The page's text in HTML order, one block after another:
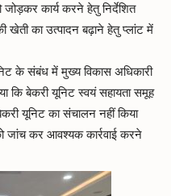
कार्य करने हेतु निर्देशित
का उत्पादन बढ़ाने हेतु प्लांट में
के संबंध में मुख्य विकास अधिकारी
कि बेकरी यूनिट स्वयं सहायता समूह
यूनिट का संचालन नहीं किया
जांच कर आवश्यक कार्रवाई करने